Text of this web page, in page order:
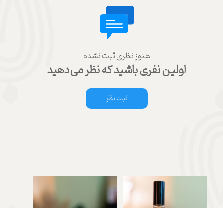
هنوز نظری ثبت نشده
اولین نفری باشید که نظر می‌دهید
ثبت نظر